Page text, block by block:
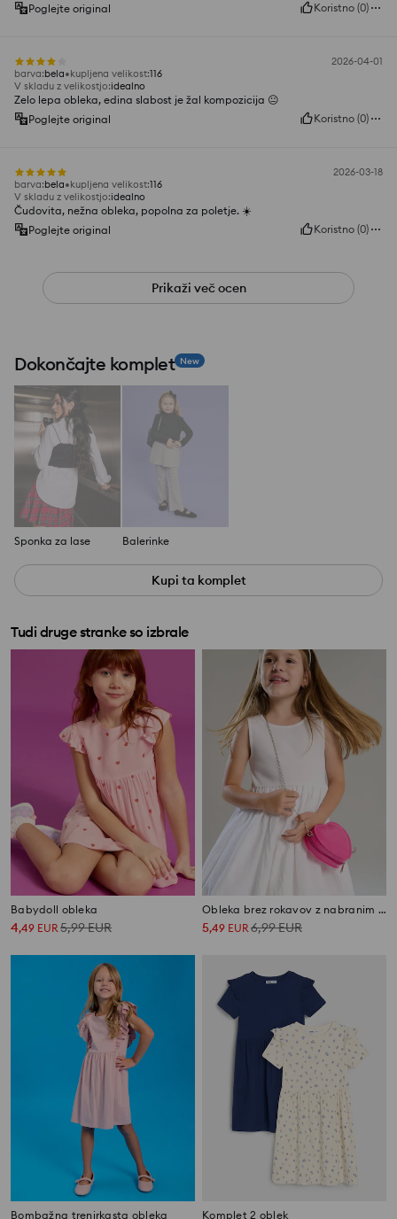
Poglejte original
Koristno (0)
2026-04-01
barva:bela kupljena velikost:116
V skladu z velikostjo:idealno
Zelo lepa obleka, edina slabost je žal kompozicija 😐
Poglejte original
Koristno (0)
2026-03-18
barva:bela kupljena velikost:116
V skladu z velikostjo:idealno
Čudovita, nežna obleka, popolna za poletje. ☀️
Poglejte original
Koristno (0)
Prikaži več ocen
Dokončajte komplet New
Sponka za lase Balerinke
Kupi ta komplet
Tudi druge stranke so izbrale
Babydoll obleka
4,49 EUR5,99EUR
Obleka brez rokavov z nabranim spodnjim robom
5,49 EUR6,99EUR
Bombažna trenirkasta obleka Komplet 2 oblek